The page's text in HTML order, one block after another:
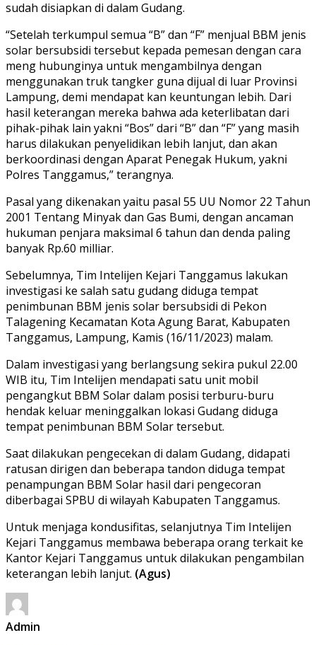
sudah disiapkan di dalam Gudang.
“Setelah terkumpul semua “B” dan “F” menjual BBM jenis
solar bersubsidi tersebut kepada pemesan dengan cara
meng hubunginya untuk mengambilnya dengan
menggunakan truk tangker guna dijual di luar Provinsi
Lampung, demi mendapat kan keuntungan lebih. Dari
hasil keterangan mereka bahwa ada keterlibatan dari
pihak-pihak lain yakni “Bos” dari “B” dan “F” yang masih
harus dilakukan penyelidikan lebih lanjut, dan akan
berkoordinasi dengan Aparat Penegak Hukum, yakni
Polres Tanggamus,” terangnya.
Pasal yang dikenakan yaitu pasal 55 UU Nomor 22 Tahun
2001 Tentang Minyak dan Gas Bumi, dengan ancaman
hukuman penjara maksimal 6 tahun dan denda paling
banyak Rp.60 milliar.
Sebelumnya, Tim Intelijen Kejari Tanggamus lakukan
investigasi ke salah satu gudang diduga tempat
penimbunan BBM jenis solar bersubsidi di Pekon
Talagening Kecamatan Kota Agung Barat, Kabupaten
Tanggamus, Lampung, Kamis (16/11/2023) malam.
Dalam investigasi yang berlangsung sekira pukul 22.00
WIB itu, Tim Intelijen mendapati satu unit mobil
pengangkut BBM Solar dalam posisi terburu-buru
hendak keluar meninggalkan lokasi Gudang diduga
tempat penimbunan BBM Solar tersebut.
Saat dilakukan pengecekan di dalam Gudang, didapati
ratusan dirigen dan beberapa tandon diduga tempat
penampungan BBM Solar hasil dari pengecoran
diberbagai SPBU di wilayah Kabupaten Tanggamus.
Untuk menjaga kondusifitas, selanjutnya Tim Intelijen
Kejari Tanggamus membawa beberapa orang terkait ke
Kantor Kejari Tanggamus untuk dilakukan pengambilan
keterangan lebih lanjut. (Agus)
Admin